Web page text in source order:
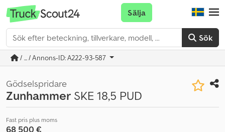
Sök
Sälja
/ ... / Annons-ID: A222-93-587
Gödselspridare
Zunhammer SKE 18,5 PUD
Fast pris plus moms
68 500 €